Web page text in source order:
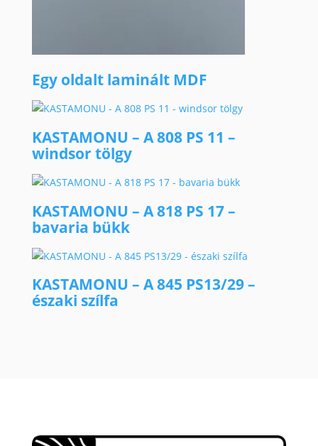
Egy oldalt laminált MDF
KASTAMONU – A 808 PS 11 –
windsor tölgy
KASTAMONU – A 818 PS 17 –
bavaria bükk
KASTAMONU – A 845 PS13/29 –
északi szílfa